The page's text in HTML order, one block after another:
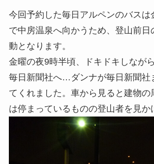
今回予約した毎日アルペンのバスは
で中房温泉へ向かうため、登山前日
動となります。
金曜の夜9時半頃、ドキドキしなが
毎日新聞社へ…ダンナが毎日新聞社
てくれました。車から見ると建物の
は停まっているものの登山者を見か